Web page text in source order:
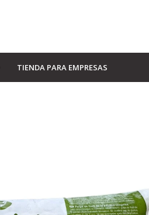
TIENDA PARA EMPRESAS